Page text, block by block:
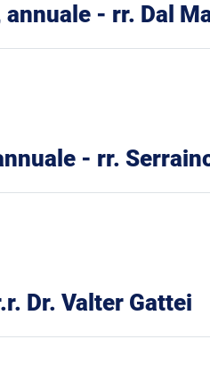
- rr. Dal
- rr.
Dr. Valter Gattei